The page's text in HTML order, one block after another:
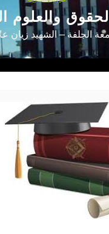
والعلوم
الجلفة – الشهيد زيان